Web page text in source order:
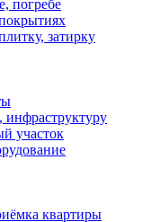
погребе
затирку
участок
квартиры